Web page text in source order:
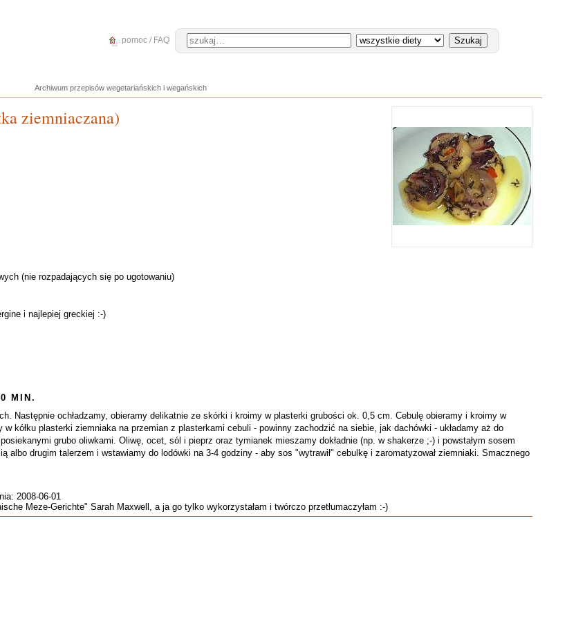
pomoc / FAQ
Archiwum przepisów wegetariańskich i wegańskich
ziemniaczana)
(nie rozpadających się po ugotowaniu)
i najlepiej greckiej :-)
MIN.
Następnie ochładzamy, obieramy delikatnie ze skórki i kroimy w plasterki grubości ok. 0,5 cm. Cebulę obieramy i kroimy w
w kółku plasterki ziemniaka na przemian z plasterkami cebuli - powinny zachodzić na siebie, jak dachówki - układamy aż do
grubo oliwkami. Oliwę, ocet, sól i pieprz oraz tymianek mieszamy dokładnie (np. w shakerze ;-) i powstałym sosem
albo drugim talerzem i wstawiamy do lodówki na 3-4 godziny - aby sos "wytrawił" cebulkę i zaromatyzował ziemniaki. Smacznego
2008-06-01
Meze-Gerichte" Sarah Maxwell, a ja go tylko wykorzystałam i twórczo przetłumaczyłam :-)